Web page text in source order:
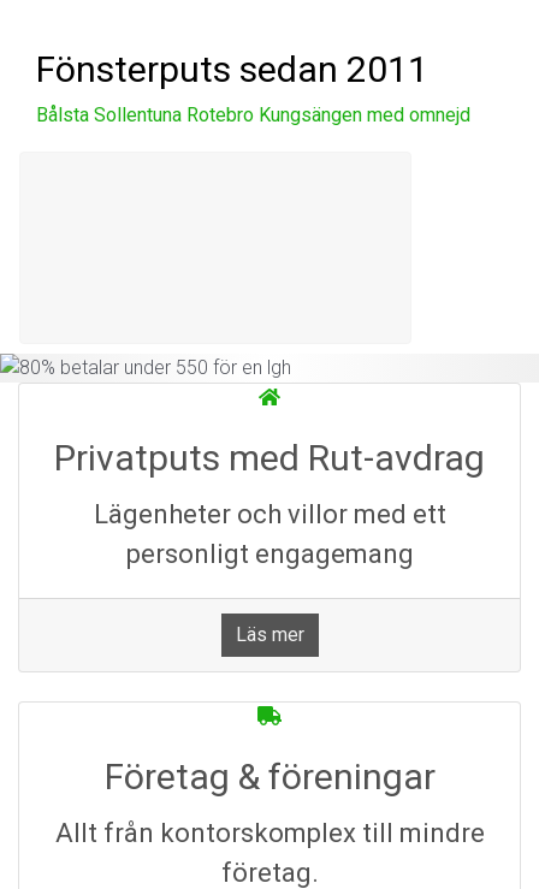
Fönsterputs sedan 2011
Bålsta Sollentuna Rotebro Kungsängen med omnejd
Föregående
Privatputs med Rut-avdrag
Lägenheter och villor med ett
personligt engagemang
Läs mer
Företag & föreningar
Allt från kontorskomplex till mindre
företag.